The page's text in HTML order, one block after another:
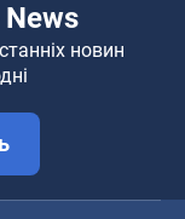
News
новин